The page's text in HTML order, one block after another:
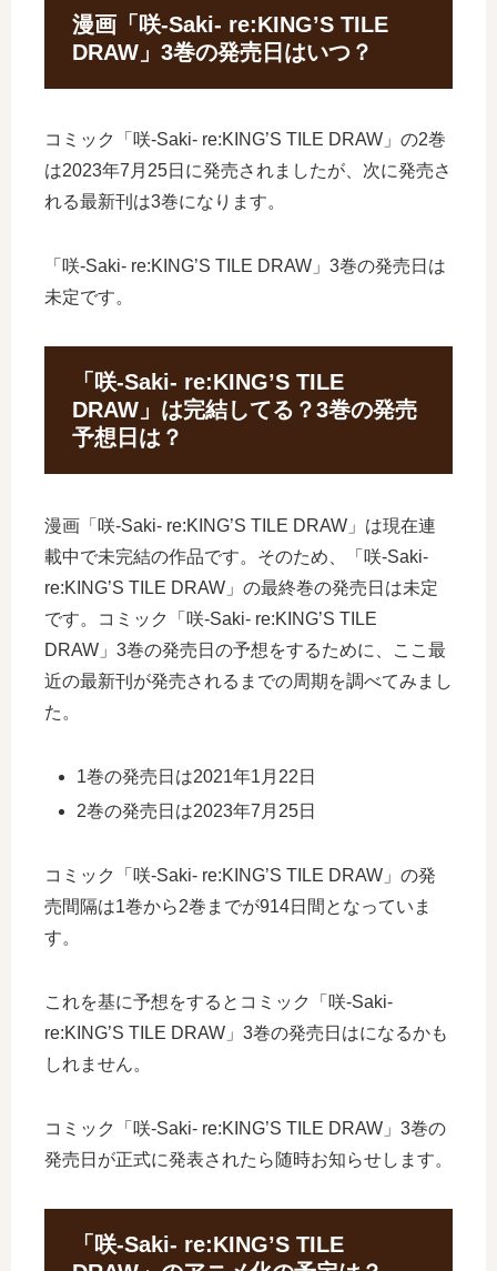
漫画「咲-Saki- re:KING’S TILE
DRAW」3巻の発売日はいつ？
コミック「咲-Saki- re:KING’S TILE DRAW」の2巻
は2023年7月25日に発売されましたが、次に発売さ
れる最新刊は3巻になります。
「咲-Saki- re:KING’S TILE DRAW」3巻の発売日は
未定です。
「咲-Saki- re:KING’S TILE
DRAW」は完結してる？3巻の発売
予想日は？
漫画「咲-Saki- re:KING’S TILE DRAW」は現在連
載中で未完結の作品です。そのため、「咲-Saki-
re:KING’S TILE DRAW」の最終巻の発売日は未定
です。コミック「咲-Saki- re:KING’S TILE
DRAW」3巻の発売日の予想をするために、ここ最
近の最新刊が発売されるまでの周期を調べてみまし
た。
1巻の発売日は2021年1月22日
2巻の発売日は2023年7月25日
コミック「咲-Saki- re:KING’S TILE DRAW」の発
売間隔は1巻から2巻までが914日間となっていま
す。
これを基に予想をするとコミック「咲-Saki-
re:KING’S TILE DRAW」3巻の発売日はになるかも
しれません。
コミック「咲-Saki- re:KING’S TILE DRAW」3巻の
発売日が正式に発表されたら随時お知らせします。
「咲-Saki- re:KING’S TILE